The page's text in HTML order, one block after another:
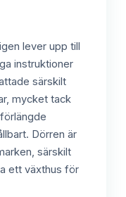
lever upp till
instruktioner
särskilt
mycket tack
Dörren är
särskilt
ett växthus för